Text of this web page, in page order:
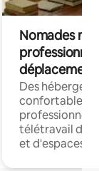
Nomades
déplacement
Des
confortables
professionnels
télétravail
et d'espaces